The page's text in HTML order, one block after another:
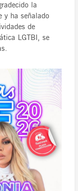
la
y ha señalado
de
LGTBI, se